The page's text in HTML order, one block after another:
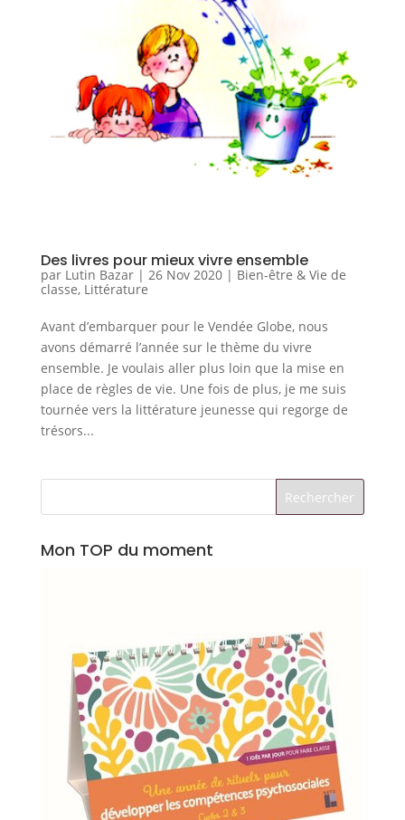
Des livres pour mieux vivre ensemble
par Lutin Bazar| 26 Nov 2020| Bien-être & Vie de
classe, Littérature
Avant d’embarquer pour le Vendée Globe, nous
avons démarré l’année sur le thème du vivre
ensemble. Je voulais aller plus loin que la mise en
place de règles de vie. Une fois de plus, je me suis
tournée vers la littérature jeunesse qui regorge de
trésors...
Mon TOP du moment